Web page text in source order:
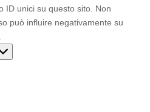
ID unici su questo sito. Non
può influire negativamente su